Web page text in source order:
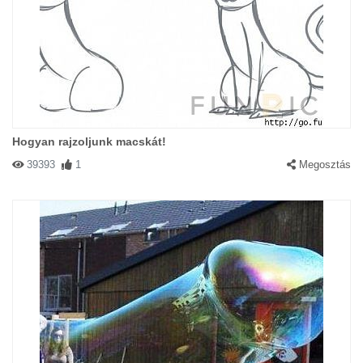
Hogyan rajzoljunk macskát!
39393 1 Megosztás